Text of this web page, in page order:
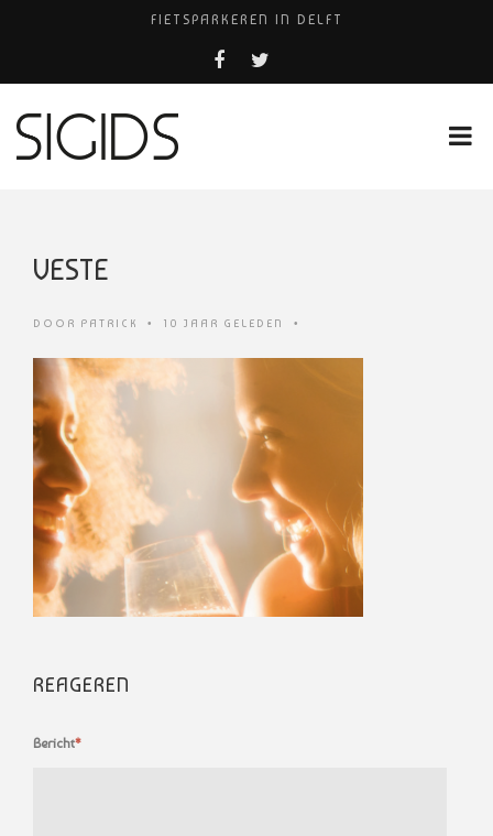
FIETSPARKEREN IN DELFT
PIZZERIA POMPEÏ ￼
COCKTAILS ON THE SPOT!
VESTE
DOOR PATRICK • 10 JAAR GELEDEN •
REAGEREN
Bericht*